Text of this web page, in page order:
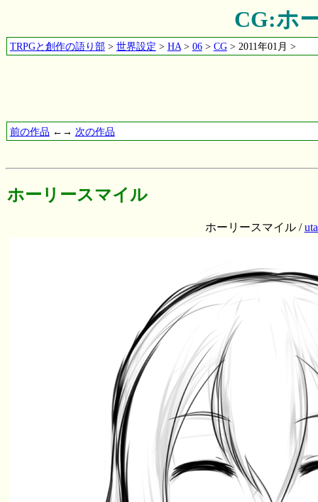
CG:ホ
TRPGと創作の語り部> 世界設定 > HA> 06> CG> 2011年01月 >
前の作品 ←→ 次の作品
ホーリースマイル
ホーリースマイル /